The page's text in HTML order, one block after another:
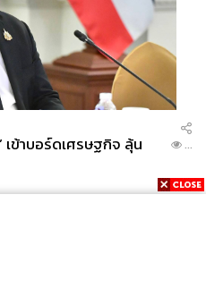
เข้าบอร์ดเศรษฐกิจ ลุ้น
...